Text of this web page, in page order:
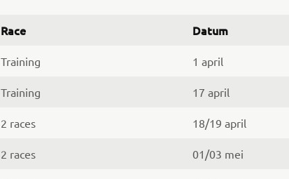
Race Datum
Training 1 april
Training 17 april
2 races 18/19 april
2 races 01/03 mei